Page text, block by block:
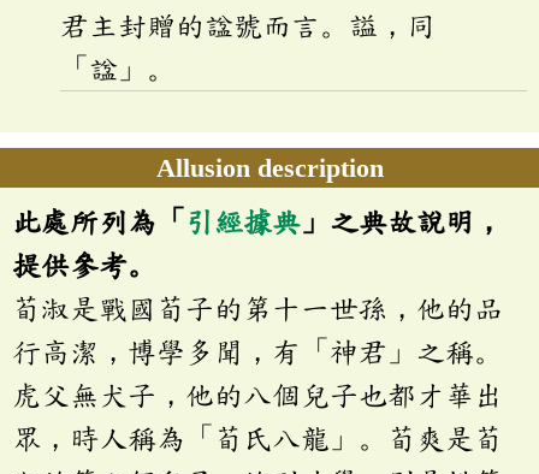
君主封贈的諡號而言。謚，同
「諡」。
Allusion description
此處所列為「 引經據典 」之典故說明，
提供參考。
荀淑是戰國荀子的第十一世孫，他的品
行高潔，博學多聞，有「神君」之稱。
虎父無犬子，他的八個兒子也都才華出
眾，時人稱為「荀氏八龍」。荀爽是荀